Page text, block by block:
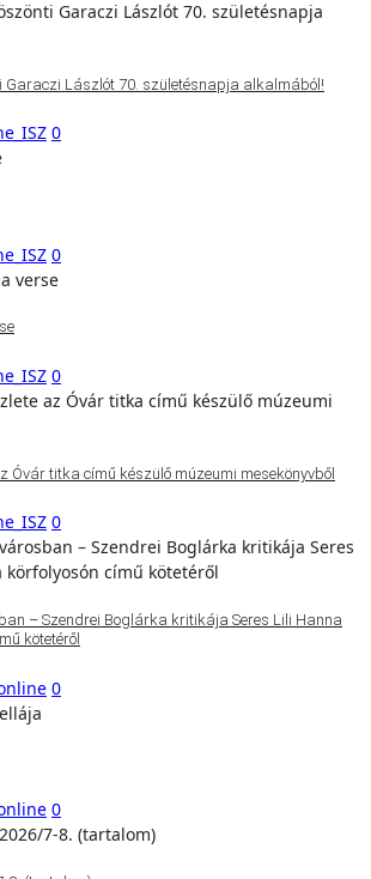
Garaczi Lászlót 70. születésnapja alkalmából!
0
0
0
Óvár titka című készülő múzeumi mesekönyvből
0
– Szendrei Boglárka kritikája Seres Lili Hanna
kötetéről
0
0